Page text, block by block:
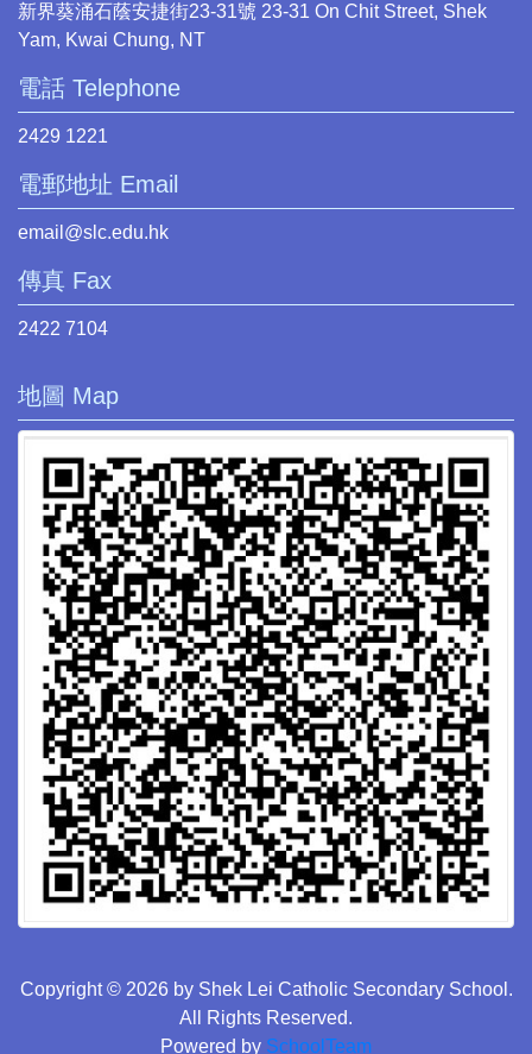
新界葵涌石蔭安捷街23-31號 23-31 On Chit Street, Shek
Yam, Kwai Chung, NT
電話 Telephone
2429 1221
電郵地址 Email
email@slc.edu.hk
傳真 Fax
2422 7104
地圖 Map
Copyright © 2026 by Shek Lei Catholic Secondary School.
All Rights Reserved.
Powered by SchoolTeam